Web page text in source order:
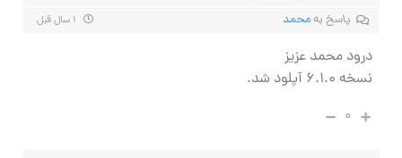
پاسخ بهمحمد
درود محمد عزیز
نسخه ۶.۱.۰ آپلود شد.
۰